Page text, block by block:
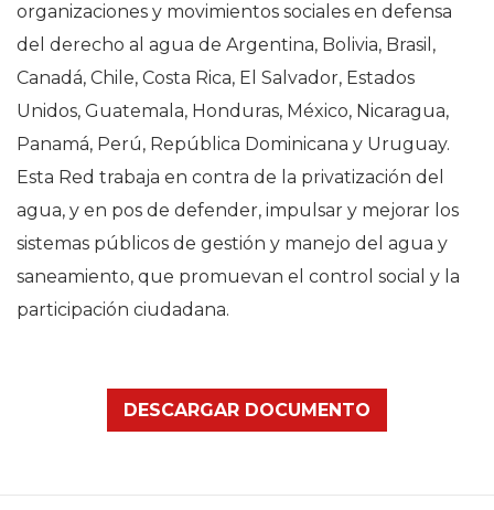
organizaciones y movimientos sociales en defensa
del derecho al agua de Argentina, Bolivia, Brasil,
Canadá, Chile, Costa Rica, El Salvador, Estados
Unidos, Guatemala, Honduras, México, Nicaragua,
Panamá, Perú, República Dominicana y Uruguay.
Esta Red trabaja en contra de la privatización del
agua, y en pos de defender, impulsar y mejorar los
sistemas públicos de gestión y manejo del agua y
saneamiento, que promuevan el control social y la
participación ciudadana.
DESCARGAR DOCUMENTO